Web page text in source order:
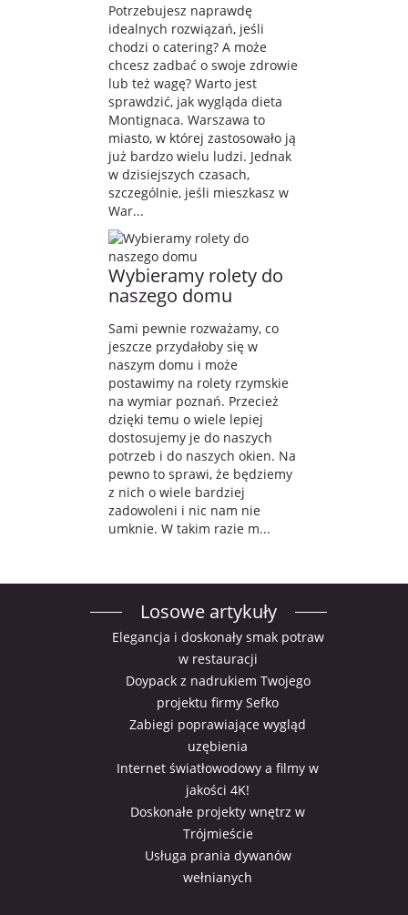
Potrzebujesz naprawdę
idealnych rozwiązań, jeśli
chodzi o catering? A może
chcesz zadbać o swoje zdrowie
lub też wagę? Warto jest
sprawdzić, jak wygląda dieta
Montignaca. Warszawa to
miasto, w której zastosowało ją
już bardzo wielu ludzi. Jednak
w dzisiejszych czasach,
szczególnie, jeśli mieszkasz w
War...
Wybieramy rolety do
naszego domu
Sami pewnie rozważamy, co
jeszcze przydałoby się w
naszym domu i może
postawimy na rolety rzymskie
na wymiar poznań. Przecież
dzięki temu o wiele lepiej
dostosujemy je do naszych
potrzeb i do naszych okien. Na
pewno to sprawi, że będziemy
z nich o wiele bardziej
zadowoleni i nic nam nie
umknie. W takim razie m...
Losowe artykuły
Elegancja i doskonały smak potraw
w restauracji
Doypack z nadrukiem Twojego
projektu firmy Sefko
Zabiegi poprawiające wygląd
uzębienia
Internet światłowodowy a filmy w
jakości 4K!
Doskonałe projekty wnętrz w
Trójmieście
Usługa prania dywanów
wełnianych